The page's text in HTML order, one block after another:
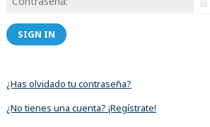
SIGN IN
¿Has olvidado tu contraseña?
¿No tienes una cuenta? ¡Regístrate!